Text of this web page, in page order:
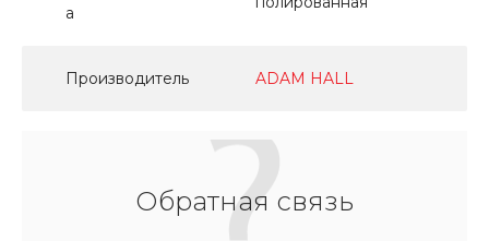
а
Производитель ADAM HALL
Обратная связь